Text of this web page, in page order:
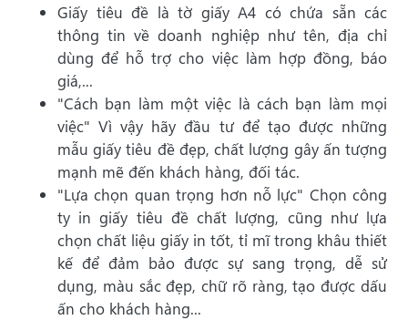
Giấy tiêu đề là tờ giấy A4 có chứa sẵn các
thông tin về doanh nghiệp như tên, địa chỉ
dùng để hỗ trợ cho việc làm hợp đồng, báo
giá,...
"Cách bạn làm một việc là cách bạn làm mọi
việc" Vì vậy hãy đầu tư để tạo được những
mẫu giấy tiêu đề đẹp, chất lượng gây ấn tượng
mạnh mẽ đến khách hàng, đối tác.
"Lựa chọn quan trọng hơn nỗ lực" Chọn công
ty in giấy tiêu đề chất lượng, cũng như lựa
chọn chất liệu giấy in tốt, tỉ mĩ trong khâu thiết
kế để đảm bảo được sự sang trọng, dễ sử
dụng, màu sắc đẹp, chữ rõ ràng, tạo được dấu
ấn cho khách hàng...